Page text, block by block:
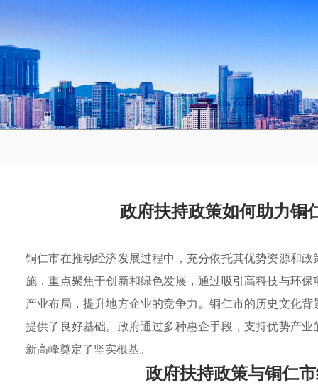
政府扶持政策如何助力铜
铜仁市在推动经济发展过程中，充分依托其优势资源和
施，重点聚焦于创新和绿色发展，通过吸引高科技与环
产业布局，提升地方企业的竞争力。铜仁市的历史文化
提供了良好基础。政府通过多种惠企手段，支持优势产
新高峰奠定了坚实根基。
政府扶持政策与铜仁